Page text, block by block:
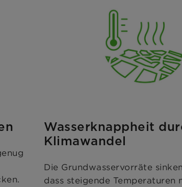
Wasserknappheit
Klimawandel
Die Grundwasservorräte
dass steigende Temperaturen